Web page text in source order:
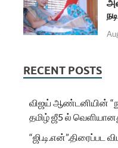
RECENT POSTS
விஜய் ஆண்டனியின்
தமிழ் ஜீ5 ல்
“ஜி.டி.என்”.திரைப்பட